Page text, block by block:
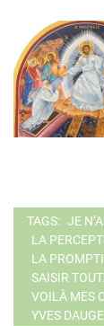
TAGS: JE
LA
LA
SAISIR
VOILÀ MES
YVES DAUGE